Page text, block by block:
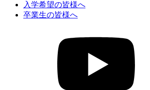
入学希望の皆様へ
卒業生の皆様へ